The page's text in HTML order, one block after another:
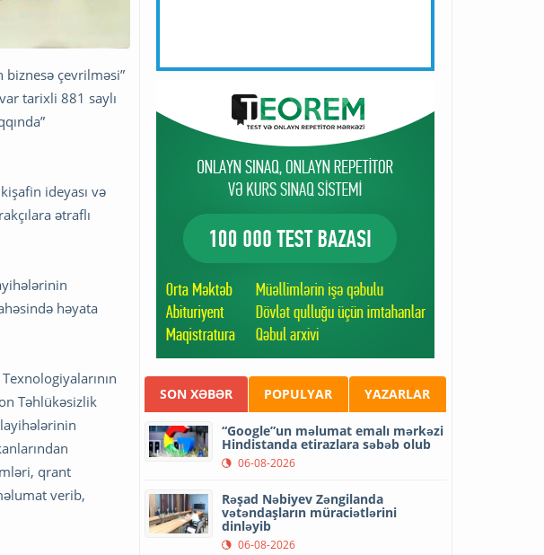
çevrilməsi”
tarixli 881 saylı
ideyası və
ətraflı
həyata
Təhlükəsizlik
qrant
verib,
SON XƏBƏR POPULYAR YAZARLAR
“Google”un məlumat emalı mərkəzi
Hindistanda etirazlara səbəb olub
06-08-2026
Rəşad Nəbiyev Zəngilanda
vətəndaşların müraciətlərini
dinləyib
06-08-2026